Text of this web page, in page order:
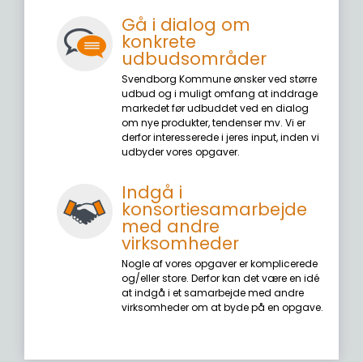
Gå i dialog om
konkrete
udbudsområder
Svendborg Kommune ønsker ved større
udbud og i muligt omfang at inddrage
markedet før udbuddet ved en dialog
om nye produkter, tendenser mv. Vi er
derfor interesserede i jeres input, inden vi
udbyder vores opgaver.
Indgå i
konsortiesamarbejde
med andre
virksomheder
Nogle af vores opgaver er komplicerede
og/eller store. Derfor kan det være en idé
at indgå i et samarbejde med andre
virksomheder om at byde på en opgave.